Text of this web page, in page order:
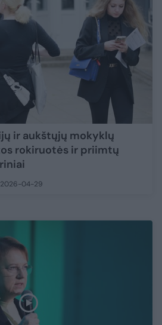
ir aukštųjų mokyklų
rokiruotės ir priimtų
2026-04-29